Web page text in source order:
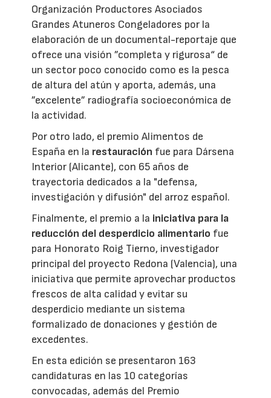
Organización Productores Asociados
Grandes Atuneros Congeladores por la
elaboración de un documental-reportaje que
ofrece una visión ”completa y rigurosa“ de
un sector poco conocido como es la pesca
de altura del atún y aporta, además, una
”excelente” radiografía socioeconómica de
la actividad.
Por otro lado, el premio Alimentos de
España en la restauración fue para Dársena
Interior (Alicante), con 65 años de
trayectoria dedicados a la "defensa,
investigación y difusión" del arroz español.
Finalmente, el premio a la iniciativa para la
reducción del desperdicio alimentario fue
para Honorato Roig Tierno, investigador
principal del proyecto Redona (Valencia), una
iniciativa que permite aprovechar productos
frescos de alta calidad y evitar su
desperdicio mediante un sistema
formalizado de donaciones y gestión de
excedentes.
En esta edición se presentaron 163
candidaturas en las 10 categorías
convocadas, además del Premio